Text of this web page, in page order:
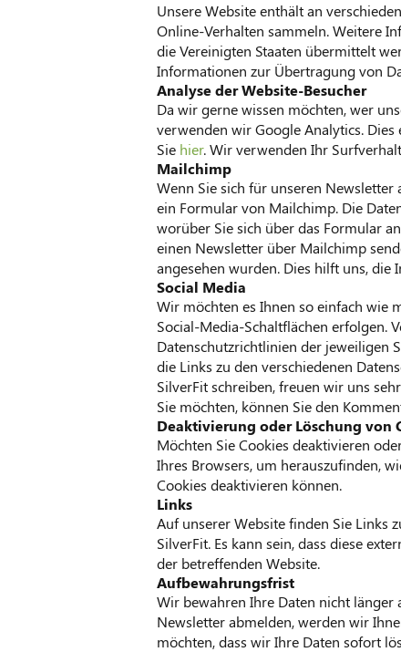
Unsere Website enthält an
Online-Verhalten sammeln. Weitere
die Vereinigten Staaten übermittelt
Informationen zur Übertragung von
Analyse der Website-Besucher
Da wir gerne wissen möchten, wer
verwenden wir Google Analytics.
Sie hier. Wir verwenden Ihr
Mailchimp
Wenn Sie sich für unseren
ein Formular von Mailchimp. Die
worüber Sie sich über das Formular
einen Newsletter über Mailchimp
angesehen wurden. Dies hilft uns, die
Social Media
Wir möchten es Ihnen so einfach wie
Social-Media-Schaltflächen erfolgen.
Datenschutzrichtlinien der jeweiligen
die Links zu den verschiedenen
SilverFit schreiben, freuen wir uns
Sie möchten, können Sie den
Deaktivierung oder Löschung von
Möchten Sie Cookies deaktivieren
Ihres Browsers, um herauszufinden,
Cookies deaktivieren können.
Links
Auf unserer Website finden Sie Links
SilverFit. Es kann sein, dass diese
der betreffenden Website.
Aufbewahrungsfrist
Wir bewahren Ihre Daten nicht länger
Newsletter abmelden, werden wir
möchten, dass wir Ihre Daten sofort